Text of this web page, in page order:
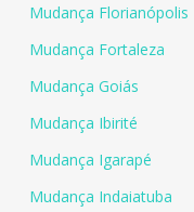
Mudança Florianópolis
Mudança Fortaleza
Mudança Goiás
Mudança Ibirité
Mudança Igarapé
Mudança Indaiatuba